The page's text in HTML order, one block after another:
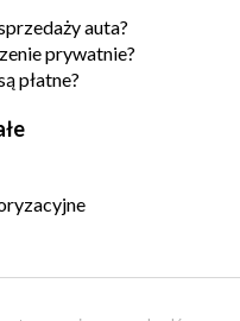
auta?
prywatnie?
płatne?